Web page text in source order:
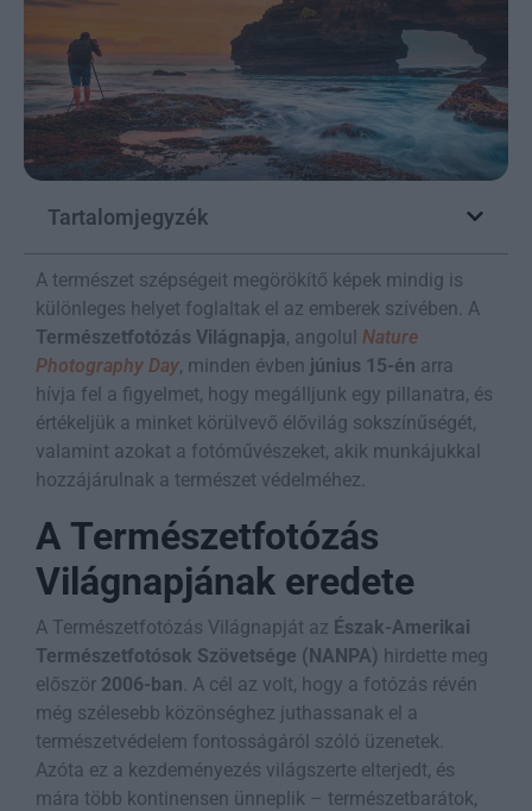
Tartalomjegyzék
A természet szépségeit megörökítő képek mindig is
különleges helyet foglaltak el az emberek szívében. A
Természetfotózás Világnapja, angolul Nature
Photography Day, minden évben június 15-én arra
hívja fel a figyelmet, hogy megálljunk egy pillanatra, és
értékeljük a minket körülvevő élővilág sokszínűségét,
valamint azokat a fotóművészeket, akik munkájukkal
hozzájárulnak a természet védelméhez.
A Természetfotózás
Világnapjának eredete
A Természetfotózás Világnapját az Észak-Amerikai
Természetfotósok Szövetsége (NANPA) hirdette meg
először 2006-ban . A cél az volt, hogy a fotózás révén
még szélesebb közönséghez juthassanak el a
természetvédelem fontosságáról szóló üzenetek.
Azóta ez a kezdeményezés világszerte elterjedt, és
mára több kontinensen ünneplik – természetbarátok,